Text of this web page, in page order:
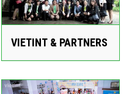
VIETINT & PARTNERS